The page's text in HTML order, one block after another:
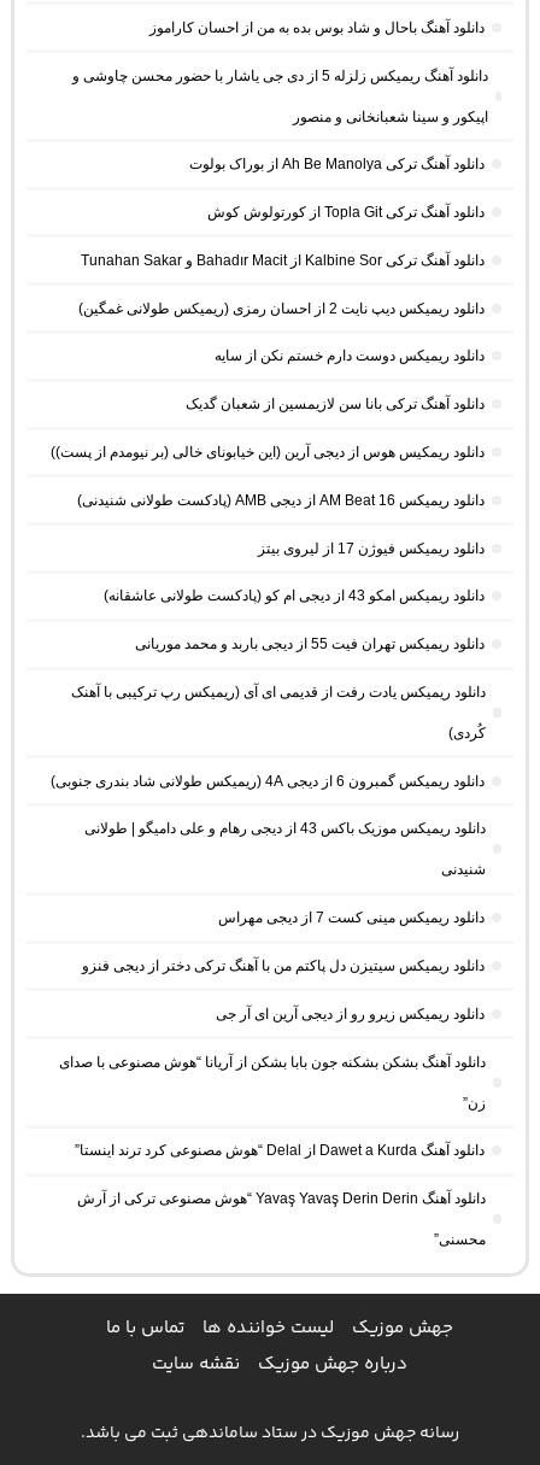
دانلود آهنگ باحال و شاد بوس بده به من از احسان کاراموز
دانلود آهنگ ریمیکس زلزله 5 از دی جی یاشار با حضور محسن چاوشی و
اپیکور و سینا شعبانخانی و منصور
دانلود آهنگ ترکی Ah Be Manolya از بوراک بولوت
دانلود آهنگ ترکی Topla Git از کورتولوش کوش
دانلود آهنگ ترکی Kalbine Sor از Bahadır Macit و Tunahan Sakar
دانلود ریمیکس دیپ نایت 2 از احسان رمزی (ریمیکس طولانی غمگین)
دانلود ریمیکس دوست دارم خستم نکن از سایه
دانلود آهنگ ترکی بانا سن لازیمسین از شعبان گدیک
دانلود ریمکیس هوس از دیجی آرین (این خیابونای خالی (بر نیومدم از پست))
دانلود ریمیکس AM Beat 16 از دیجی AMB (پادکست طولانی شنیدنی)
دانلود ریمیکس فیوژن 17 از لیروی بیتز
دانلود ریمیکس امکو 43 از دیجی ام کو (پادکست طولانی عاشقانه)
دانلود ریمیکس تهران فیت 55 از دیجی باربد و محمد موریانی
دانلود ریمیکس یادت رفت از قدیمی ای آی (ریمیکس رپ ترکیبی با آهنک
کُردی)
دانلود ریمیکس گمبرون 6 از دیجی 4A (ریمیکس طولانی شاد بندری جنوبی)
دانلود ریمیکس موزیک باکس 43 از دیجی رهام و علی دامیگو | طولانی
شنیدنی
دانلود ریمیکس مینی کست 7 از دیجی مهراس
دانلود ریمیکس سیتیزن دل پاکتم من با آهنگ ترکی دختر از دیجی فنزو
دانلود ریمیکس زیرو رو از دیجی آرین ای آر جی
دانلود آهنگ بشکن بشکنه جون بابا بشکن از آریانا “هوش مصنوعی با صدای
زن”
دانلود آهنگ Dawet a Kurda از Delal “هوش مصنوعی کرد ترند اینستا”
دانلود آهنگ Yavaş Yavaş Derin Derin “هوش مصنوعی ترکی از آرش
محسنی”
جهش موزیک لیست خواننده ها
تماس با ما
درباره جهش موزیک
نقشه سایت
رسانه جهش موزیک در ستاد ساماندهی ثبت می باشد.